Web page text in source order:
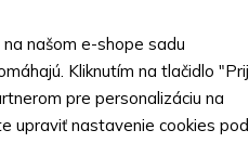
Tmavomodrá
peňaženka so
našom e-shope sadu
Kliknutím na tlačidlo
pre personalizáciu na
upraviť nastavenie cookies